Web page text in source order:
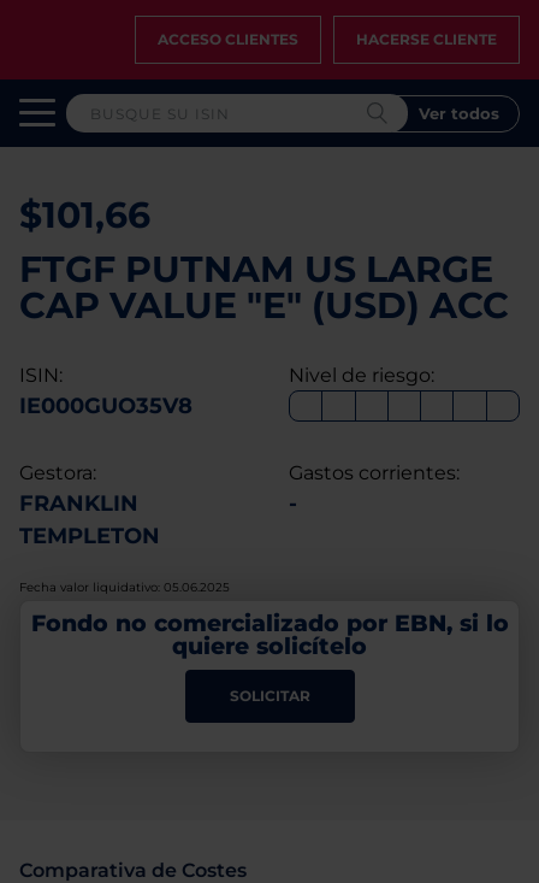
ACCESO CLIENTES HACERSE CLIENTE
Ver todos
$101,66
FTGF PUTNAM US LARGE
CAP VALUE "E" (USD) ACC
ISIN:
IE000GUO35V8
Nivel de riesgo:
Gestora:
FRANKLIN
TEMPLETON
Gastos corrientes:
-
Fecha valor liquidativo: 05.06.2025
Fondo no comercializado por EBN, si lo
quiere solicítelo
SOLICITAR
Comparativa de Costes